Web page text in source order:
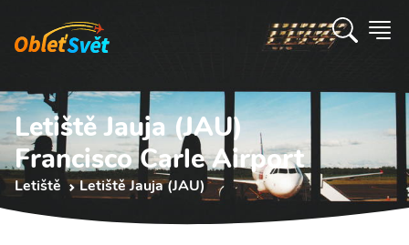
Letiště Jauja (JAU)
Francisco Carle Airport
Letiště Letiště Jauja (JAU)